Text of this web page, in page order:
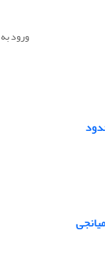
ورود